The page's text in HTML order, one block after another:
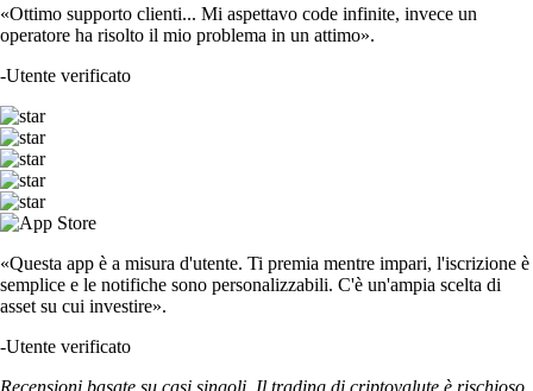
«Ottimo supporto clienti... Mi aspettavo code infinite, invece un
operatore ha risolto il mio problema in un attimo».
-Utente verificato
«Questa app è a misura d'utente. Ti premia mentre impari, l'iscrizione è
semplice e le notifiche sono personalizzabili. C'è un'ampia scelta di
asset su cui investire».
-Utente verificato
Recensioni basate su casi singoli. Il trading di criptovalute è rischioso